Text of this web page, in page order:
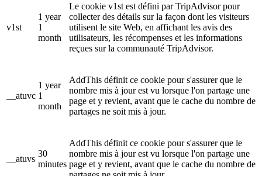
v1st
1 year
1
month
Le cookie v1st est défini par TripAdvisor pour
collecter des détails sur la façon dont les visiteurs
utilisent le site Web, en affichant les avis des
utilisateurs, les récompenses et les informations
reçues sur la communauté TripAdvisor.
__atuvc
1 year
1
month
AddThis définit ce cookie pour s'assurer que le
nombre mis à jour est vu lorsque l'on partage une
page et y revient, avant que le cache du nombre de
partages ne soit mis à jour.
__atuvs
30
minutes
AddThis définit ce cookie pour s'assurer que le
nombre mis à jour est vu lorsque l'on partage une
page et y revient, avant que le cache du nombre de